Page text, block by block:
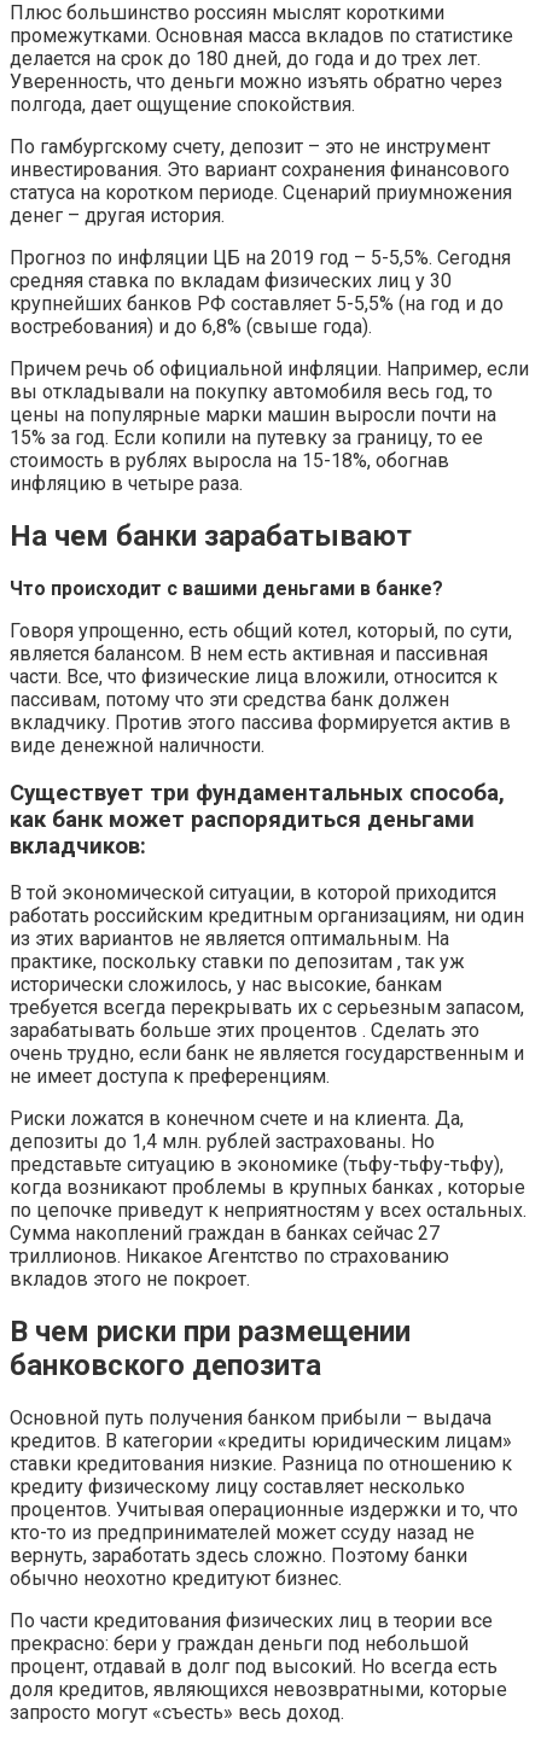
Плюс большинство россиян мыслят короткими
промежутками. Основная масса вкладов по статистике
делается на срок до 180 дней, до года и до трех лет.
Уверенность, что деньги можно изъять обратно через
полгода, дает ощущение спокойствия.
По гамбургскому счету, депозит – это не инструмент
инвестирования. Это вариант сохранения финансового
статуса на коротком периоде. Сценарий приумножения
денег – другая история.
Прогноз по инфляции ЦБ на 2019 год – 5-5,5%. Сегодня
средняя ставка по вкладам физических лиц у 30
крупнейших банков РФ составляет 5-5,5% (на год и до
востребования) и до 6,8% (свыше года).
Причем речь об официальной инфляции. Например, если
вы откладывали на покупку автомобиля весь год, то
цены на популярные марки машин выросли почти на
15% за год. Если копили на путевку за границу, то ее
стоимость в рублях выросла на 15-18%, обогнав
инфляцию в четыре раза.
На чем банки зарабатывают
Что происходит с вашими деньгами в банке?
Говоря упрощенно, есть общий котел, который, по сути,
является балансом. В нем есть активная и пассивная
части. Все, что физические лица вложили, относится к
пассивам, потому что эти средства банк должен
вкладчику. Против этого пассива формируется актив в
виде денежной наличности.
Существует три фундаментальных способа,
как банк может распорядиться деньгами
вкладчиков:
В той экономической ситуации, в которой приходится
работать российским кредитным организациям, ни один
из этих вариантов не является оптимальным. На
практике, поскольку ставки по депозитам , так уж
исторически сложилось, у нас высокие, банкам
требуется всегда перекрывать их с серьезным запасом,
зарабатывать больше этих процентов . Сделать это
очень трудно, если банк не является государственным и
не имеет доступа к преференциям.
Риски ложатся в конечном счете и на клиента. Да,
депозиты до 1,4 млн. рублей застрахованы. Но
представьте ситуацию в экономике (тьфу-тьфу-тьфу),
когда возникают проблемы в крупных банках , которые
по цепочке приведут к неприятностям у всех остальных.
Сумма накоплений граждан в банках сейчас 27
триллионов. Никакое Агентство по страхованию
вкладов этого не покроет.
В чем риски при размещении
банковского депозита
Основной путь получения банком прибыли – выдача
кредитов. В категории «кредиты юридическим лицам»
ставки кредитования низкие. Разница по отношению к
кредиту физическому лицу составляет несколько
процентов. Учитывая операционные издержки и то, что
кто-то из предпринимателей может ссуду назад не
вернуть, заработать здесь сложно. Поэтому банки
обычно неохотно кредитуют бизнес.
По части кредитования физических лиц в теории все
прекрасно: бери у граждан деньги под небольшой
процент, отдавай в долг под высокий. Но всегда есть
доля кредитов, являющихся невозвратными, которые
запросто могут «съесть» весь доход.